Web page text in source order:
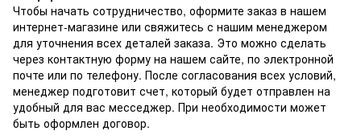
Чтобы начать сотрудничество, оформите заказ в нашем
интернет-магазине или свяжитесь с нашим менеджером
для уточнения всех деталей заказа. Это можно сделать
через контактную форму на нашем сайте, по электронной
почте или по телефону. После согласования всех условий,
менеджер подготовит счет, который будет отправлен на
удобный для вас месседжер. При необходимости может
быть оформлен договор.